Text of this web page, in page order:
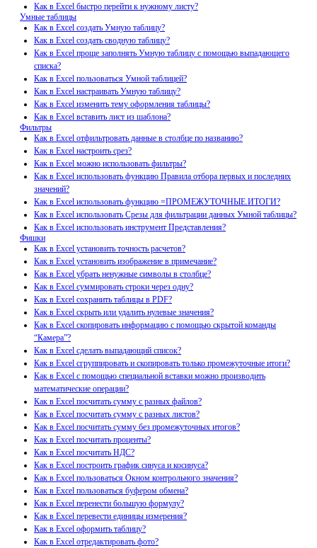
Как в Excel быстро перейти к нужному листу?
Умные таблицы
Как в Excel создать Умную таблицу?
Как в Excel создать сводную таблицу?
Как в Excel проще заполнять Умную таблицу с помощью выпадающего
списка?
Как в Excel пользоваться Умной таблицей?
Как в Excel настраивать Умную таблицу?
Как в Excel изменить тему оформления таблицы?
Как в Excel вставить лист из шаблона?
Фильтры
Как в Excel отфильтровать данные в столбце по названию?
Как в Excel настроить срез?
Как в Excel можно использовать фильтры?
Как в Excel использовать функцию Правила отбора первых и последних
значений?
Как в Excel использовать функцию =ПРОМЕЖУТОЧНЫЕ.ИТОГИ?
Как в Excel использовать Срезы для фильтрации данных Умной таблицы?
Как в Excel использовать инструмент Представления?
Фишки
Как в Excel установить точность расчетов?
Как в Excel установить изображение в примечание?
Как в Excel убрать ненужные символы в столбце?
Как в Excel суммировать строки через одну?
Как в Excel сохранить таблицы в PDF?
Как в Excel скрыть или удалить нулевые значения?
Как в Excel скопировать информацию с помощью скрытой команды
“Камера”?
Как в Excel сделать выпадающий список?
Как в Excel сгруппировать и скопировать только промежуточные итоги?
Как в Excel с помощью специальной вставки можно производить
математические операции?
Как в Excel посчитать сумму с разных файлов?
Как в Excel посчитать сумму с разных листов?
Как в Excel посчитать сумму без промежуточных итогов?
Как в Excel посчитать проценты?
Как в Excel посчитать НДС?
Как в Excel построить график синуса и косинуса?
Как в Excel пользоваться Окном контрольного значения?
Как в Excel пользоваться буфером обмена?
Как в Excel перенести большую формулу?
Как в Excel перевести единицы измерения?
Как в Excel оформить таблицу?
Как в Excel отредактировать фото?